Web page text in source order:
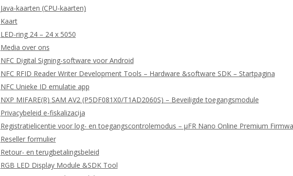
Java-kaarten (CPU-kaarten)
Kaart
LED-ring 24 – 24 x 5050
Media over ons
NFC Digital Signing-software voor Android
NFC RFID Reader Writer Development Tools – Hardware &software SDK – Startpagina
NFC Unieke ID emulatie app
NXP MIFARE(R) SAM AV2 (P5DF081X0/T1AD2060S) – Beveiligde toegangsmodule
Privacybeleid e-fiskalizacija
Registratielicentie voor log- en toegangscontrolemodus – μFR Nano Online Premium
Reseller formulier
Retour- en terugbetalingsbeleid
RGB LED Display Module &SDK Tool